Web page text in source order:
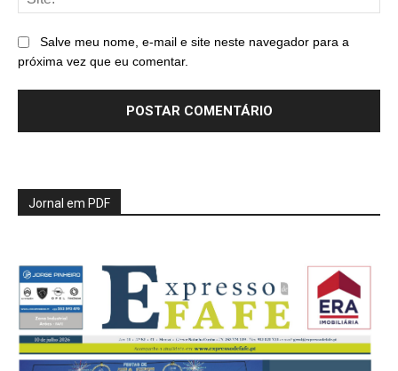
Salve meu nome, e-mail e site neste navegador para a
próxima vez que eu comentar.
Jornal em PDF